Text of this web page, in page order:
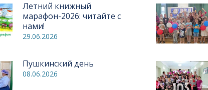
Летний книжный
марафон-2026: читайте с
нами!
29.06.2026
Пушкинский день
08.06.2026